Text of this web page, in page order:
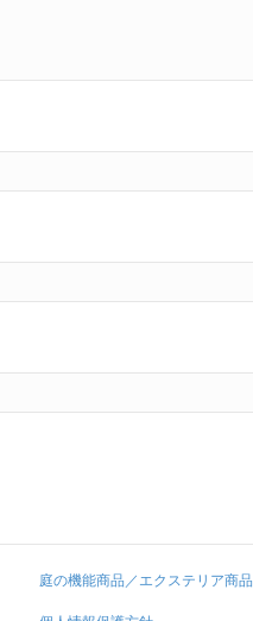
庭の機能商品／エクステリア商品